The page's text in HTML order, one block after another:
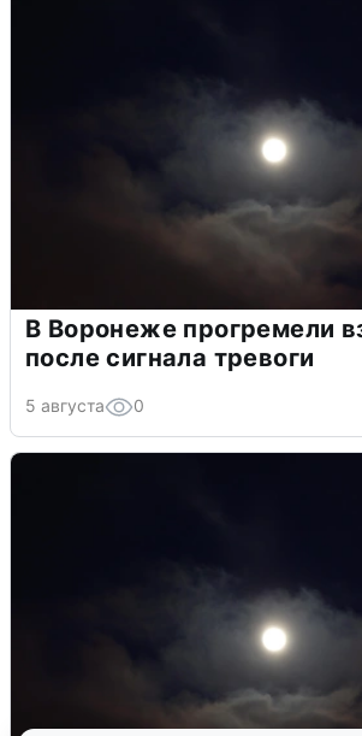
В Воронеже прогремели
после сигнала тревоги
5 августа 0